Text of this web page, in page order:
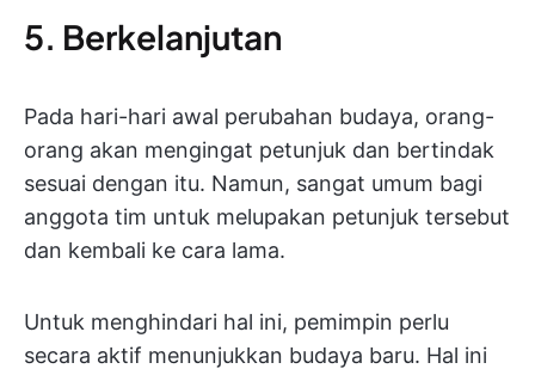
5. Berkelanjutan
Pada hari-hari awal perubahan budaya, orang-
orang akan mengingat petunjuk dan bertindak
sesuai dengan itu. Namun, sangat umum bagi
anggota tim untuk melupakan petunjuk tersebut
dan kembali ke cara lama.
Untuk menghindari hal ini, pemimpin perlu
secara aktif menunjukkan budaya baru. Hal ini